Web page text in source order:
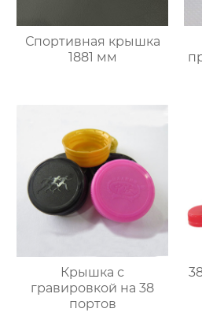
Спортивная крышка
1881 мм
Крышка с
гравировкой на 38
портов